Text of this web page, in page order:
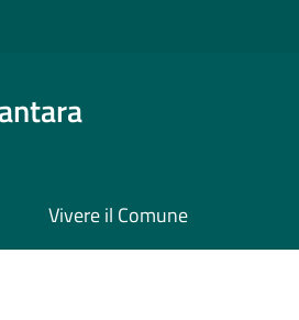
Vivere il Comune